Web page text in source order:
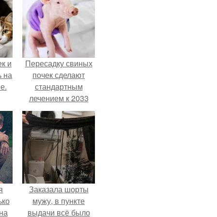
и
на
Пересадку свиных
почек сделают
стандартным
лечением к 2033
году в Японии.
Заказала шорты
мужу, в пункте
выдачи всё было